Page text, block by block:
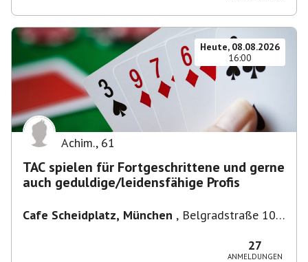
Heute, 08.08.2026
16:00
Achim., 61
TAC spielen für Fortgeschrittene und gerne
auch geduldige/leidensfähige Profis
Cafe Scheidplatz, München , Belgradstraße 104,
27
ANMELDUNGEN